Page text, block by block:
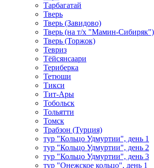
Тарбагатай
Тверь
Тверь (Завидово)
Тверь (на т/х "Мамин-Сибиряк")
Тверь (Торжок)
Тевриз
Тёйсянсаари
Териберка
Тетюши
Тикси
Тит-Ары
Тобольск
Тольятти
Томск
Трабзон (Турция)
тур "Кольцо Удмуртии", день 1
тур "Кольцо Удмуртии", день 2
тур "Кольцо Удмуртии", день 3
тур "Онежское кольцо", день 1